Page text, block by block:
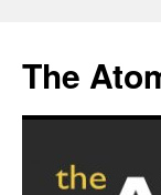
content
The